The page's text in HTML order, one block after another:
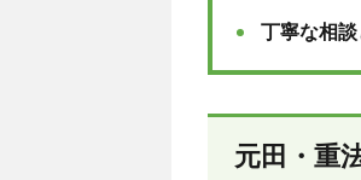
丁寧な相談
元田・重